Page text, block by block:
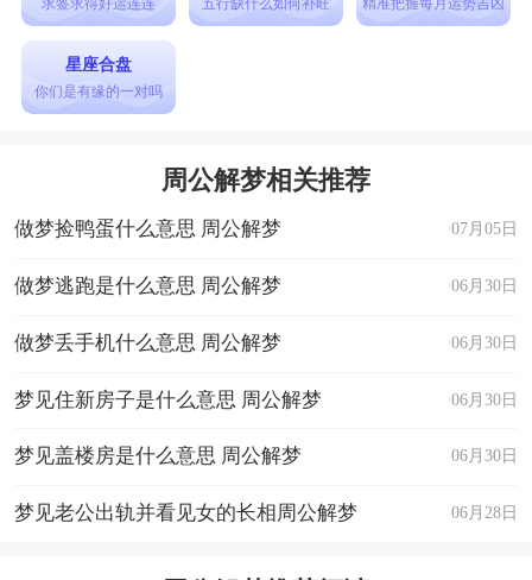
求签求得好运连连 五行缺什么如何补旺 精准把握每月运势吉凶
星座合盘
你们是有缘的一对吗
周公解梦相关推荐
07月05日
做梦捡鸭蛋什么意思 周公解梦
06月30日
做梦逃跑是什么意思 周公解梦
06月30日
做梦丢手机什么意思 周公解梦
06月30日
梦见住新房子是什么意思 周公解梦
06月30日
梦见盖楼房是什么意思 周公解梦
06月28日
梦见老公出轨并看见女的长相周公解梦